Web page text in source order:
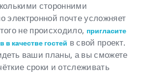
сторонними
электронной почте усложняет
не происходило, пригласите
в качестве гостей в свой проект.
ваши планы, а вы сможете
сроки и отслеживать